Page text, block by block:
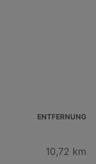
ENTFERNUNG
10,72 km